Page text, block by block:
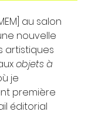
au salon
nouvelle
artistiques
objets à
je
première
éditorial